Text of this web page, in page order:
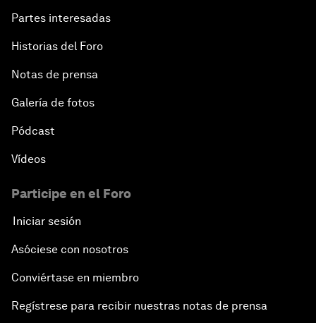
Partes interesadas
Historias del Foro
Notas de prensa
Galería de fotos
Pódcast
Vídeos
Participe en el Foro
Iniciar sesión
Asóciese con nosotros
Conviértase en miembro
Regístrese para recibir nuestras notas de prensa